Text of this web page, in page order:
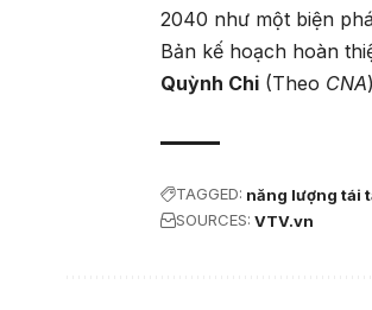
2040 như một biện
Bản kế hoạch hoàn
Quỳnh Chi (Theo CNA)
TAGGED: năng lượng tái
SOURCES: VTV.vn